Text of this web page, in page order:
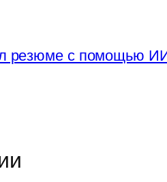
резюме с помощью